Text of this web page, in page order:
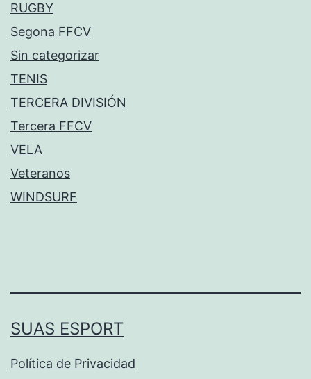
RUGBY
Segona FFCV
Sin categorizar
TENIS
TERCERA DIVISIÓN
Tercera FFCV
VELA
Veteranos
WINDSURF
SUAS ESPORT
Política de Privacidad